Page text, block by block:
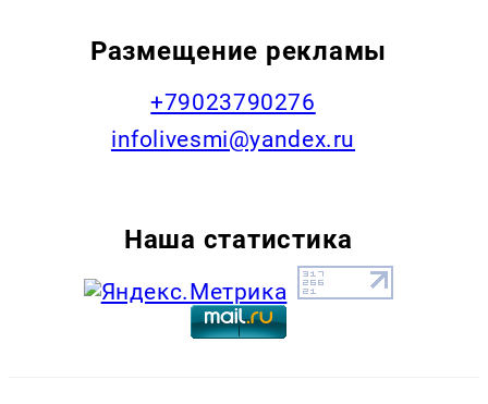
Размещение рекламы
+79023790276
infolivesmi@yandex.ru
Наша статистика